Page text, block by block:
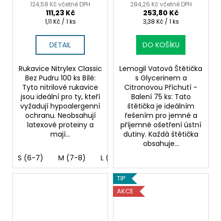
alergiky
124,58 Kč včetně DPH
111,23 Kč
Měrná
1,11 Kč / 1 ks
DETAIL
Rukavice Nitrylex Classic
Bez Pudru 100 ks Bílé:
Tyto nitrilové rukavice
jsou ideální pro ty, kteří
vyžadují hypoalergenní
ochranu. Neobsahují
latexové proteiny a
mají...
S (6-7) M (7-8) L (8-9)
284,26 Kč včetně DPH
253,80 Kč
Měrná
3,38 Kč / 1 ks
DO KOŠÍKU
Lemogil Vatová Štětička
s Glycerinem a
Citronovou Příchutí -
Balení 75 ks: Tato
štětička je ideálním
řešením pro jemné a
příjemné ošetření ústní
dutiny. Každá štětička
obsahuje...
TIP
AKCE